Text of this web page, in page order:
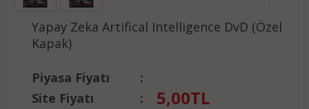
Yapay Zeka Artifical Intelligence DvD (Özel
Kapak)
Piyasa Fiyatı
:
Site Fiyatı
: 5,00TL